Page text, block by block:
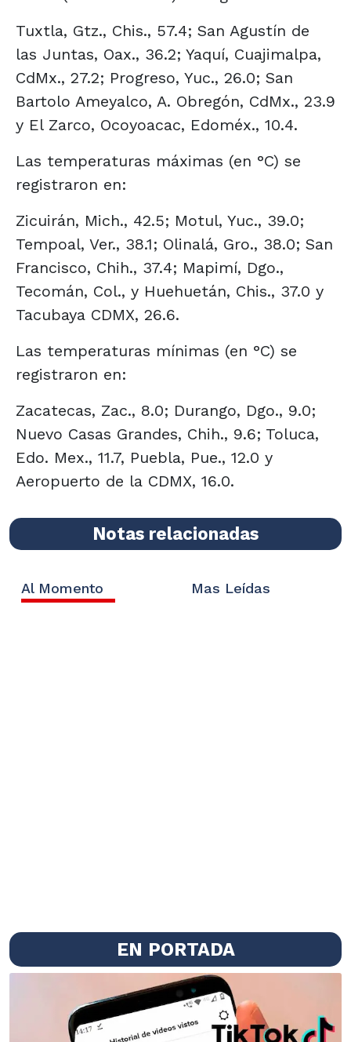
Tuxtla, Gtz., Chis., 57.4; San Agustín de
las Juntas, Oax., 36.2; Yaquí, Cuajimalpa,
CdMx., 27.2; Progreso, Yuc., 26.0; San
Bartolo Ameyalco, A. Obregón, CdMx., 23.9
y El Zarco, Ocoyoacac, Edoméx., 10.4.
Las temperaturas máximas (en °C) se
registraron en:
Zicuirán, Mich., 42.5; Motul, Yuc., 39.0;
Tempoal, Ver., 38.1; Olinalá, Gro., 38.0; San
Francisco, Chih., 37.4; Mapimí, Dgo.,
Tecomán, Col., y Huehuetán, Chis., 37.0 y
Tacubaya CDMX, 26.6.
Las temperaturas mínimas (en °C) se
registraron en:
Zacatecas, Zac., 8.0; Durango, Dgo., 9.0;
Nuevo Casas Grandes, Chih., 9.6; Toluca,
Edo. Mex., 11.7, Puebla, Pue., 12.0 y
Aeropuerto de la CDMX, 16.0.
Notas relacionadas
Al Momento Mas Leídas
EN PORTADA